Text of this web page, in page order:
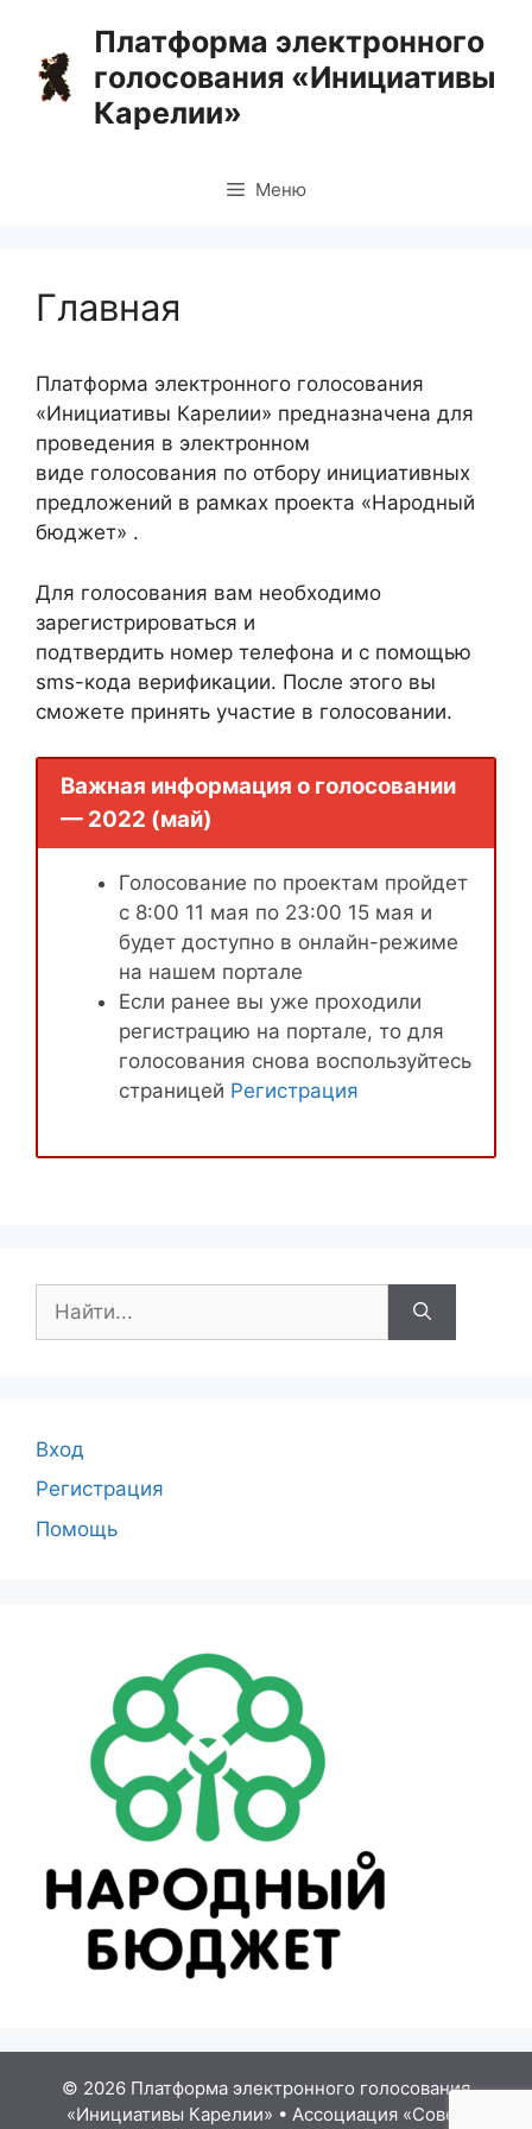
содержимому
Платформа электронного
голосования «Инициативы
Карелии»
Меню
Главная
Платформа электронного голосования
«Инициативы Карелии» предназначена для
проведения в электронном
виде голосования по отбору инициативных
предложений в рамках проекта «Народный
бюджет» .
Для голосования вам необходимо
зарегистрироваться и
подтвердить номер телефона и с помощью
sms-кода верификации. После этого вы
сможете принять участие в голосовании.
Важная информация о голосовании
— 2022 (май)
Голосование по проектам пройдет
с 8:00 11 мая по 23:00 15 мая и
будет доступно в онлайн-режиме
на нашем портале
Если ранее вы уже проходили
регистрацию на портале, то для
голосования снова воспользуйтесь
страницей Регистрация
Вход
Регистрация
Помощь
© 2026 Платформа электронного голосования
«Инициативы Карелии» • Ассоциация «Совет